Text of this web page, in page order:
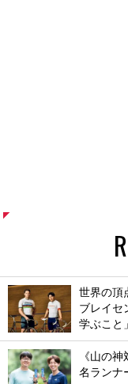
世界の頂
ブレイセ
学ぶこと
《山の
名ランナ